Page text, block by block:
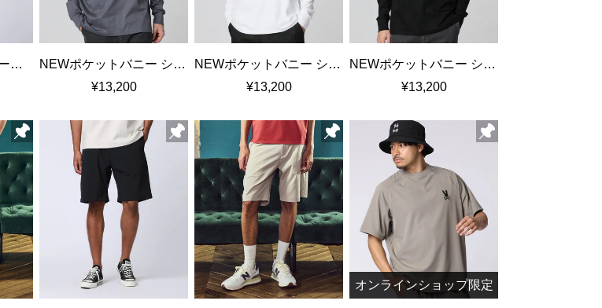
パイナップルジャガード オープンカラーシャツ
NEWポケットバニー シルケットスムース ロングスリーブTシャツ
¥13,200
NEWポケットバニー シルケットスムース ロングスリーブTシャツ
¥13,200
NEWポケットバニー シルケットスムース ロングスリーブTシャツ
¥13,200
オンラインショップ限定